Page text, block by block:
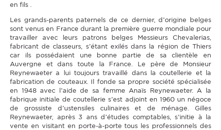
en fils .
Les grands-parents paternels de ce dernier, d’origine belges
sont venus en France durant la première guerre mondiale pour
travailler avec leurs patrons belges Messieurs Chevalerias,
fabricant de classeurs, s’étant exilés dans la région de Thiers
car ils possédaient une bonne partie de sa clientèle en
Auvergne et dans toute la France. Le père de Monsieur
Reynewaeter a lui toujours travaillé dans la coutellerie et la
fabrication de couteaux. Il fonde sa propre société spécialisée
en 1948 avec l’aide de sa femme Anaïs Reynewaeter. A la
fabrique initiale de coutellerie s’est adjoint en 1960 un négoce
de grossiste d’ustensiles culinaires et de ménage. Gilles
Reynewaeter, après 3 ans d’études comptables, s’initie à la
vente en visitant en porte-à-porte tous les professionnels des